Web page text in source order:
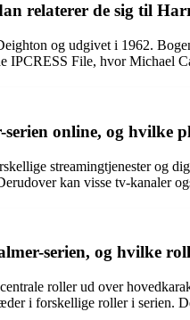
relaterer de sig til
og udgivet i 1962.
IPCRESS File, hvor Michael
online, og hvilke
streamingtjenester og
kan visse tv-kanaler
serien, og hvilke
roller ud over
i forskellige roller i serien.